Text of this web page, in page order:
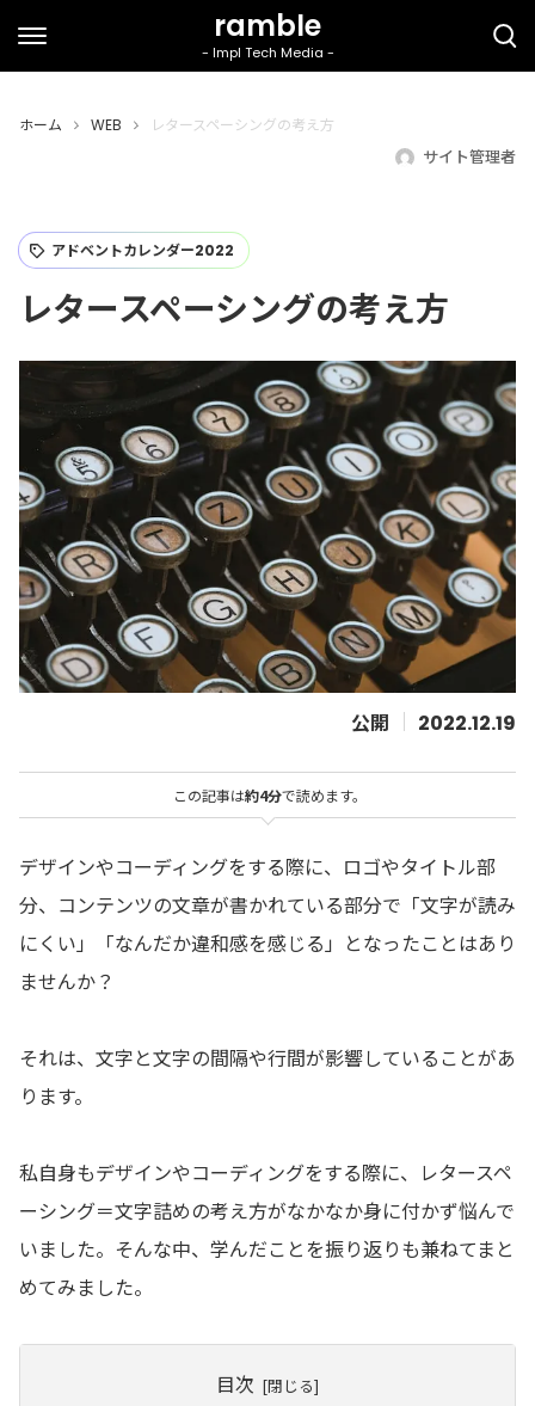
ホーム WEB レタースペーシングの考え方
サイト管理者
アドベントカレンダー2022
レタースペーシングの考え方
2022.12.19
この記事は約4分で読めます。
デザインやコーディングをする際に、ロゴやタイトル部
分、コンテンツの文章が書かれている部分で「文字が読み
にくい」「なんだか違和感を感じる」となったことはあり
ませんか？
それは、文字と文字の間隔や行間が影響していることがあ
ります。
私自身もデザインやコーディングをする際に、レタースペ
ーシング＝文字詰めの考え方がなかなか身に付かず悩んで
いました。そんな中、学んだことを振り返りも兼ねてまと
めてみました。
目次